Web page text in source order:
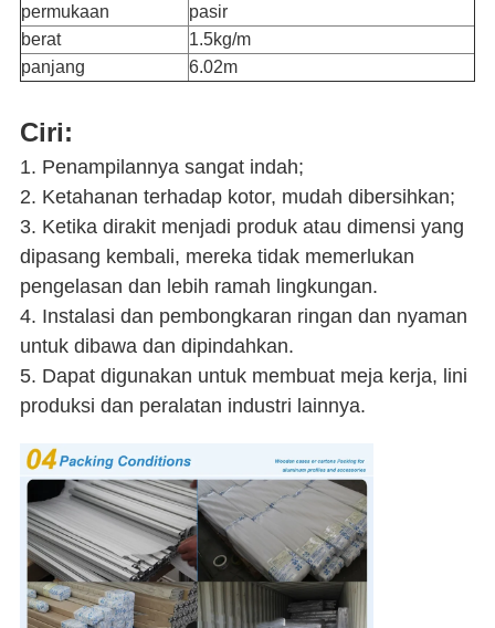
permukaan
pasir
berat
1.5kg/m
panjang
6.02m
Ciri:
1. Penampilannya sangat indah;
2. Ketahanan terhadap kotor, mudah dibersihkan;
3. Ketika dirakit menjadi produk atau dimensi yang
dipasang kembali, mereka tidak memerlukan
pengelasan dan lebih ramah lingkungan.
4. Instalasi dan pembongkaran ringan dan nyaman
untuk dibawa dan dipindahkan.
5. Dapat digunakan untuk membuat meja kerja, lini
produksi dan peralatan industri lainnya.